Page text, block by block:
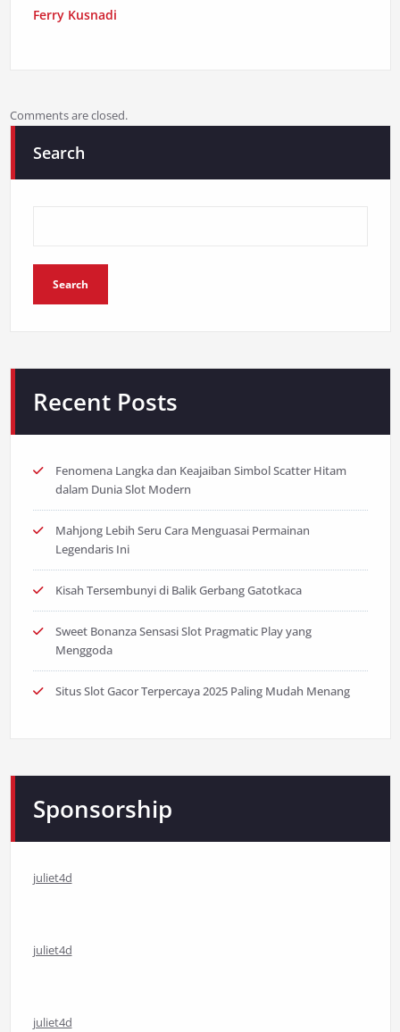
Ferry Kusnadi
Comments are closed.
Search
Search
Recent Posts
Fenomena Langka dan Keajaiban Simbol Scatter Hitam
dalam Dunia Slot Modern
Mahjong Lebih Seru Cara Menguasai Permainan
Legendaris Ini
Kisah Tersembunyi di Balik Gerbang Gatotkaca
Sweet Bonanza Sensasi Slot Pragmatic Play yang
Menggoda
Situs Slot Gacor Terpercaya 2025 Paling Mudah Menang
Sponsorship
juliet4d
juliet4d
juliet4d